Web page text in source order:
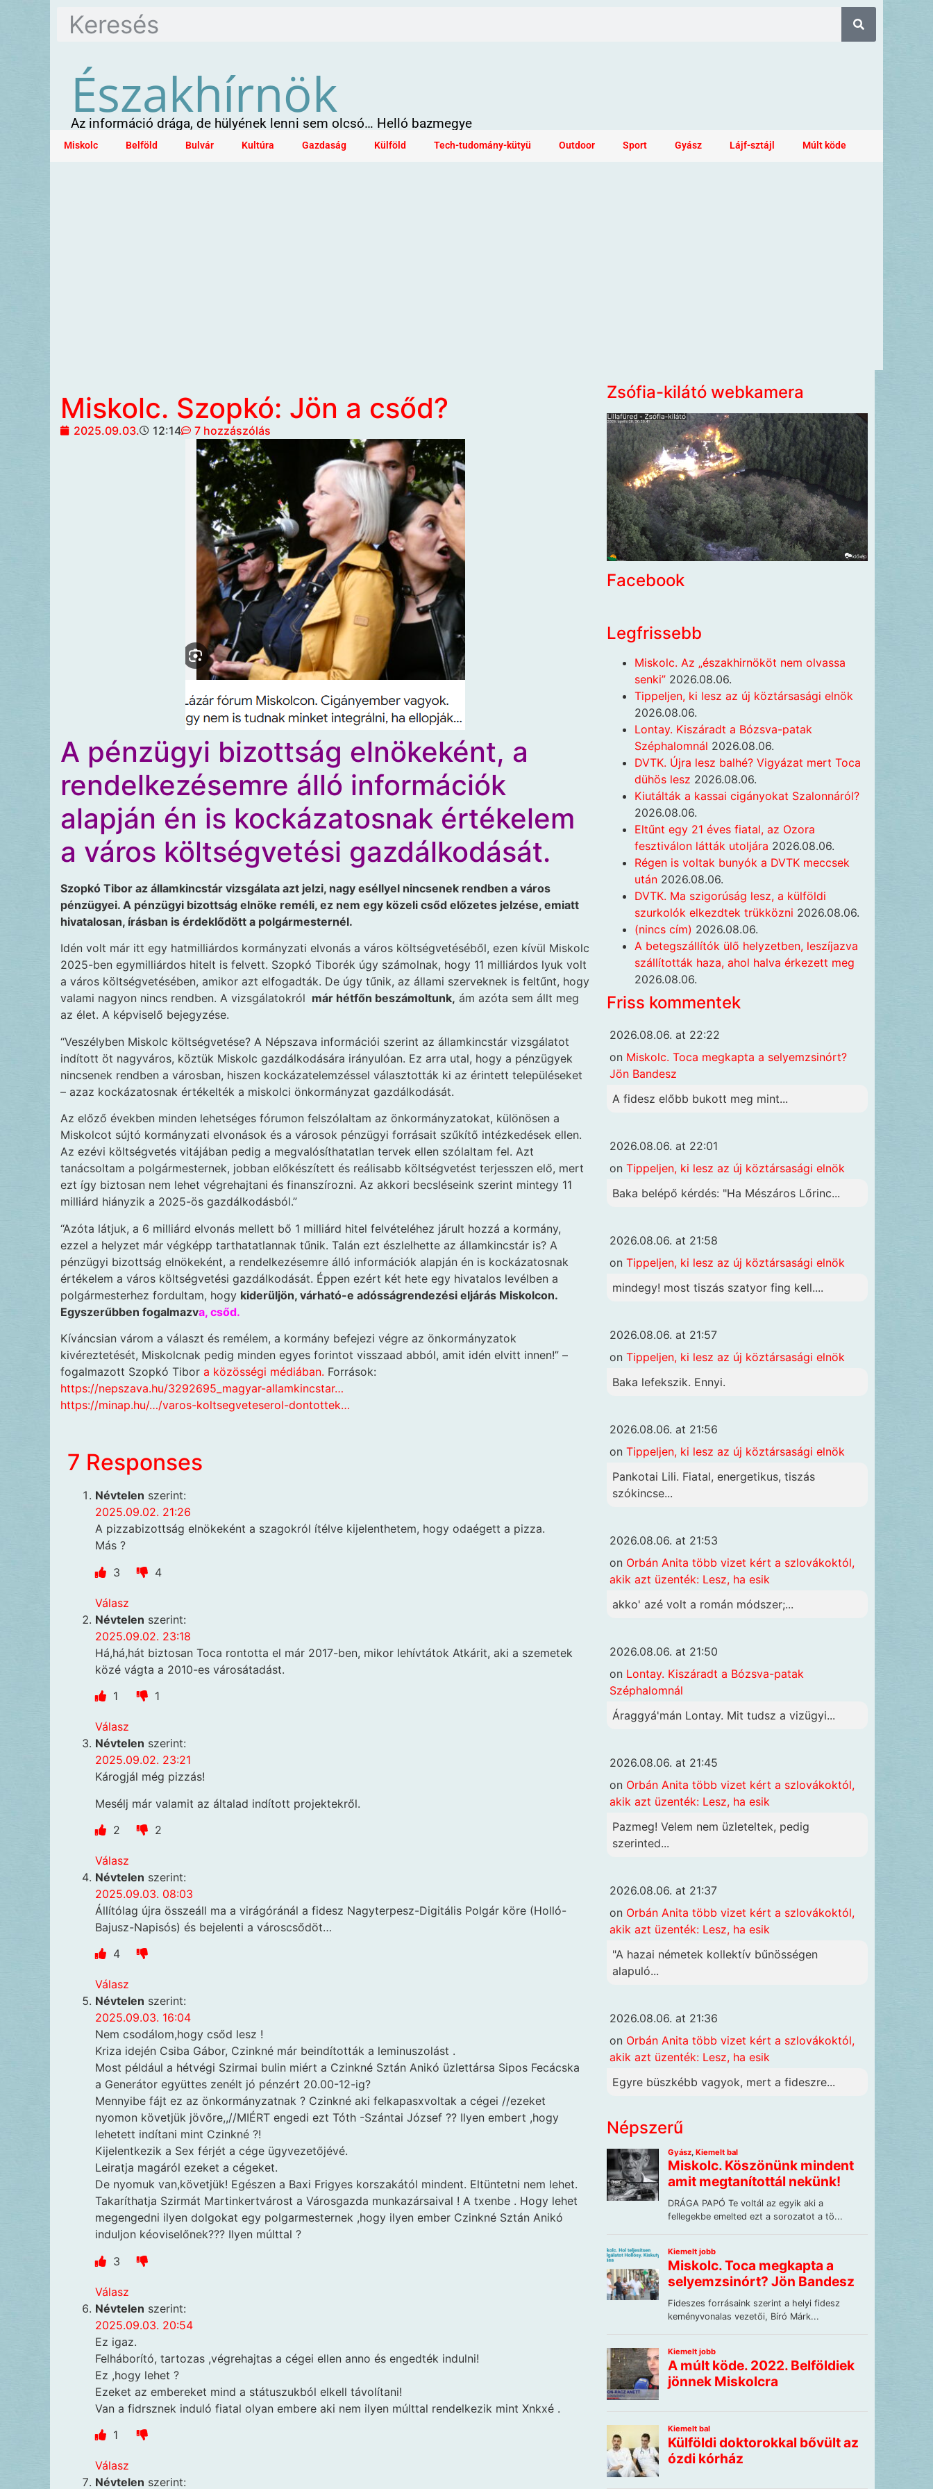
Északhírnök
Az információ drága, de hülyének lenni sem olcsó… Helló bazmegye
Miskolc Belföld Bulvár Kultúra Gazdaság Külföld Tech-tudomány-kütyü Outdoor Sport Gyász Lájf-sztájl Múlt köde
Miskolc. Szopkó: Jön a csőd?
2025.09.03. 12:14 7 hozzászólás
A pénzügyi bizottság elnökeként, a
rendelkezésemre álló információk
alapján én is kockázatosnak értékelem
a város költségvetési gazdálkodását.
Szopkó Tibor az államkincstár vizsgálata azt jelzi, nagy eséllyel nincsenek rendben a város
pénzügyei. A pénzügyi bizottság elnöke reméli, ez nem egy közeli csőd előzetes jelzése, emiatt
hivatalosan, írásban is érdeklődött a polgármesternél.
Idén volt már itt egy hatmilliárdos kormányzati elvonás a város költségvetéséből, ezen kívül Miskolc
2025-ben egymilliárdos hitelt is felvett. Szopkó Tiborék úgy számolnak, hogy 11 milliárdos lyuk volt
a város költségvetésében, amikor azt elfogadták. De úgy tűnik, az állami szerveknek is feltűnt, hogy
valami nagyon nincs rendben. A vizsgálatokról már hétfőn beszámoltunk, ám azóta sem állt meg
az élet. A képviselő bejegyzése.
“Veszélyben Miskolc költségvetése? A Népszava információi szerint az államkincstár vizsgálatot
indított öt nagyváros, köztük Miskolc gazdálkodására irányulóan. Ez arra utal, hogy a pénzügyek
nincsenek rendben a városban, hiszen kockázatelemzéssel választották ki az érintett településeket
– azaz kockázatosnak értékelték a miskolci önkormányzat gazdálkodását.
Az előző években minden lehetséges fórumon felszólaltam az önkormányzatokat, különösen a
Miskolcot sújtó kormányzati elvonások és a városok pénzügyi forrásait szűkítő intézkedések ellen.
Az ezévi költségvetés vitájában pedig a megvalósíthatatlan tervek ellen szólaltam fel. Azt
tanácsoltam a polgármesternek, jobban előkészített és reálisabb költségvetést terjesszen elő, mert
ezt így biztosan nem lehet végrehajtani és finanszírozni. Az akkori becsléseink szerint mintegy 11
milliárd hiányzik a 2025-ös gazdálkodásból.”
“Azóta látjuk, a 6 milliárd elvonás mellett bő 1 milliárd hitel felvételéhez járult hozzá a kormány,
ezzel a helyzet már végképp tarthatatlannak tűnik. Talán ezt észlelhette az államkincstár is? A
pénzügyi bizottság elnökeként, a rendelkezésemre álló információk alapján én is kockázatosnak
értékelem a város költségvetési gazdálkodását. Éppen ezért két hete egy hivatalos levélben a
polgármesterhez fordultam, hogy kiderüljön, várható-e adósságrendezési eljárás Miskolcon.
Egyszerűbben fogalmazva, csőd.
Kíváncsian várom a választ és remélem, a kormány befejezi végre az önkormányzatok
kivéreztetését, Miskolcnak pedig minden egyes forintot visszaad abból, amit idén elvitt innen!” –
fogalmazott Szopkó Tibor a közösségi médiában. Források:
https://nepszava.hu/3292695_magyar-allamkincstar…
https://minap.hu/…/varos-koltsegveteserol-dontottek…
7 Responses
Névtelen szerint:
2025.09.02. 21:26
A pizzabizottság elnökeként a szagokról ítélve kijelenthetem, hogy odaégett a pizza.
Más ?
3
4
Válasz
Névtelen szerint:
2025.09.02. 23:18
Há,há,hát biztosan Toca rontotta el már 2017-ben, mikor lehívtátok Atkárit, aki a szemetek
közé vágta a 2010-es városátadást.
1
1
Válasz
Névtelen szerint:
2025.09.02. 23:21
Károgjál még pizzás!
Mesélj már valamit az általad indított projektekről.
2
2
Válasz
Névtelen szerint:
2025.09.03. 08:03
Állítólag újra összeáll ma a virágóránál a fidesz Nagyterpesz-Digitális Polgár köre (Holló-
Bajusz-Napisós) és bejelenti a városcsődöt…
4
Válasz
Névtelen szerint:
2025.09.03. 16:04
Nem csodálom,hogy csőd lesz !
Kriza idején Csiba Gábor, Czinkné már beindították a leminuszolást .
Most például a hétvégi Szirmai bulin miért a Czinkné Sztán Anikó üzlettársa Sipos Fecácska
a Generátor együttes zenélt jó pénzért 20.00-12-ig?
Mennyibe fájt ez az önkormányzatnak ? Czinkné aki felkapasxvoltak a cégei //ezeket
nyomon követjük jövőre,,//MIÉRT engedi ezt Tóth -Szántai József ?? Ilyen embert ,hogy
lehetett indítani mint Czinkné ?!
Kijelentkezik a Sex férjét a cége ügyvezetőjévé.
Leiratja magáról ezeket a cégeket.
De nyomuk van,követjük! Egészen a Baxi Frigyes korszakától mindent. Eltüntetni nem lehet.
Takaríthatja Szirmát Martinkertvárost a Városgazda munkazársaival ! A txenbe . Hogy lehet
megengedni ilyen dolgokat egy polgarmesternek ,hogy ilyen ember Czinkné Sztán Anikó
induljon kéoviselőnek??? Ilyen múlttal ?
3
Válasz
Névtelen szerint:
2025.09.03. 20:54
Ez igaz.
Felháborító, tartozas ,végrehajtas a cégei ellen anno és engedték indulni!
Ez ,hogy lehet ?
Ezeket az embereket mind a státuszukból elkell távolítani!
Van a fidrsznek induló fiatal olyan embere aki nem ilyen múlttal rendelkezik mint Xnkxé .
1
Válasz
Névtelen szerint:
Zsófia-kilátó webkamera
Facebook
Legfrissebb
Miskolc. Az „északhirnököt nem olvassa
senki” 2026.08.06.
Tippeljen, ki lesz az új köztársasági elnök
2026.08.06.
Lontay. Kiszáradt a Bózsva-patak
Széphalomnál 2026.08.06.
DVTK. Újra lesz balhé? Vigyázat mert Toca
dühös lesz 2026.08.06.
Kiutálták a kassai cigányokat Szalonnáról?
2026.08.06.
Eltűnt egy 21 éves fiatal, az Ozora
fesztiválon látták utoljára 2026.08.06.
Régen is voltak bunyók a DVTK meccsek
után 2026.08.06.
DVTK. Ma szigorúság lesz, a külföldi
szurkolók elkezdtek trükközni 2026.08.06.
(nincs cím) 2026.08.06.
A betegszállítók ülő helyzetben, leszíjazva
szállították haza, ahol halva érkezett meg
2026.08.06.
Friss kommentek
2026.08.06. at 22:22
on Miskolc. Toca megkapta a selyemzsinórt?
Jön Bandesz
A fidesz előbb bukott meg mint...
2026.08.06. at 22:01
on Tippeljen, ki lesz az új köztársasági elnök
Baka belépő kérdés: "Ha Mészáros Lőrinc...
2026.08.06. at 21:58
on Tippeljen, ki lesz az új köztársasági elnök
mindegy! most tiszás szatyor fing kell....
2026.08.06. at 21:57
on Tippeljen, ki lesz az új köztársasági elnök
Baka lefekszik. Ennyi.
2026.08.06. at 21:56
on Tippeljen, ki lesz az új köztársasági elnök
Pankotai Lili. Fiatal, energetikus, tiszás
szókincse...
2026.08.06. at 21:53
on Orbán Anita több vizet kért a szlovákoktól,
akik azt üzenték: Lesz, ha esik
akko' azé volt a román módszer;...
2026.08.06. at 21:50
on Lontay. Kiszáradt a Bózsva-patak
Széphalomnál
Áraggyá'mán Lontay. Mit tudsz a vizügyi...
2026.08.06. at 21:45
on Orbán Anita több vizet kért a szlovákoktól,
akik azt üzenték: Lesz, ha esik
Pazmeg! Velem nem üzleteltek, pedig
szerinted...
2026.08.06. at 21:37
on Orbán Anita több vizet kért a szlovákoktól,
akik azt üzenték: Lesz, ha esik
"A hazai németek kollektív bűnösségen
alapuló...
2026.08.06. at 21:36
on Orbán Anita több vizet kért a szlovákoktól,
akik azt üzenték: Lesz, ha esik
Egyre büszkébb vagyok, mert a fideszre...
Népszerű